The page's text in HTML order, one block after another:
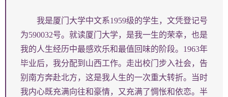
我是厦门大学中文系1959级的学生，文凭登记号
为590032号。就读厦门大学，是我一生的荣幸，也是
我的人生经历中最感欢乐和最值回味的阶段。1963年
毕业后，我分配到山西工作。走出校门步入社会，告
别南方奔赴北方，这是我人生的一次重大转折。当时
我内心既充满向往和豪情，又充满了惆怅和依恋。半